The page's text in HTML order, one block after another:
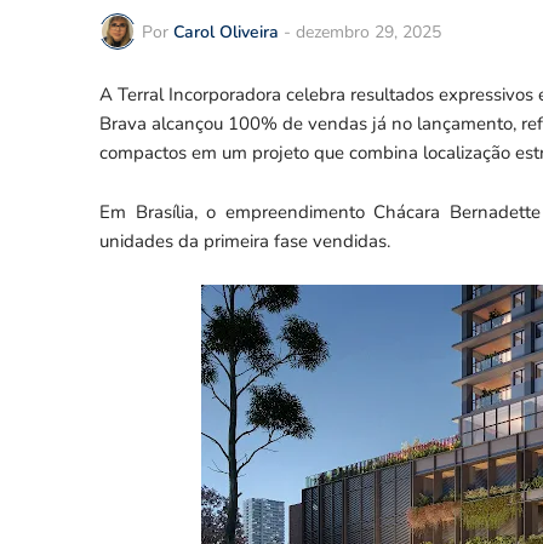
Por Carol Oliveira - dezembro 29, 2025
A Terral Incorporadora celebra resultados
Brava alcançou 100% de vendas já no lançamento,
compactos em um projeto que combina localização
Em Brasília, o empreendimento Chácara
unidades da primeira fase vendidas.